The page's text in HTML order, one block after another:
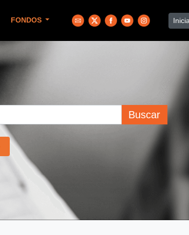
FONDOS
Buscar